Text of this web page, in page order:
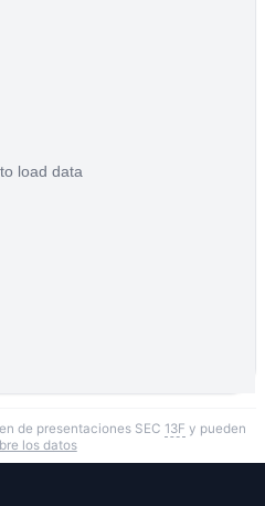
de presentaciones SEC 13F y pueden
los datos